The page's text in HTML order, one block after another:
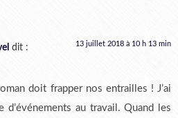
dit : 13 juillet 2018 à 10 h 13 min
doit frapper nos entrailles ! J’ai
d’événements au travail. Quand les